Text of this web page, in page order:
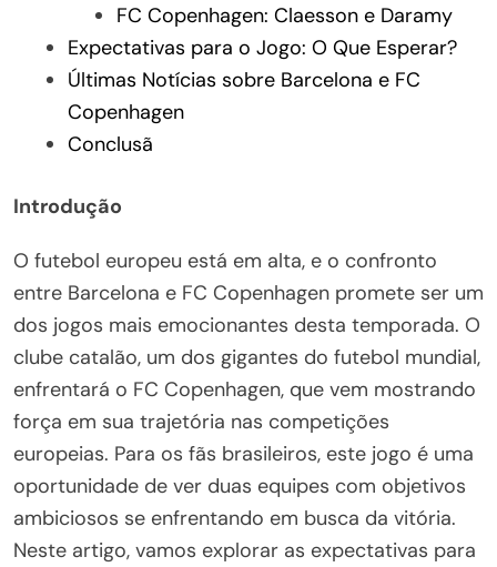
FC Copenhagen: Claesson e Daramy
Expectativas para o Jogo: O Que Esperar?
Últimas Notícias sobre Barcelona e FC
Copenhagen
Conclusã
Introdução
O futebol europeu está em alta, e o confronto
entre Barcelona e FC Copenhagen promete ser um
dos jogos mais emocionantes desta temporada. O
clube catalão, um dos gigantes do futebol mundial,
enfrentará o FC Copenhagen, que vem mostrando
força em sua trajetória nas competições
europeias. Para os fãs brasileiros, este jogo é uma
oportunidade de ver duas equipes com objetivos
ambiciosos se enfrentando em busca da vitória.
Neste artigo, vamos explorar as expectativas para